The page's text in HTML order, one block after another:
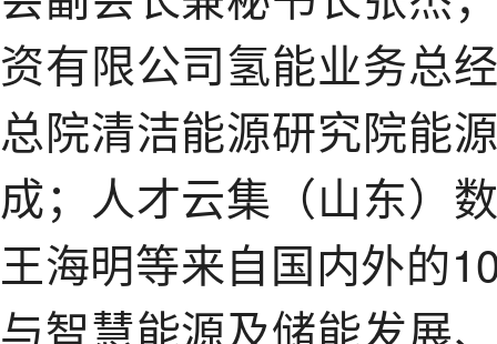
资有限公司氢能业务总
总院清洁能源研究院能
成；人才云集（山东）
王海明等来自国内外的
与智慧能源及储能发展